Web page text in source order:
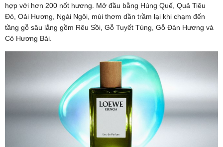
hợp với hơn 200 nốt hương. Mở đầu bằng Húng Quế, Quả Tiêu
Đỏ, Oải Hương, Ngải Ngôi, mùi thơm dần trầm lại khi chạm đến
tầng gỗ sâu lắng gồm Rêu Sồi, Gỗ Tuyết Tùng, Gỗ Đàn Hương và
Cỏ Hương Bài.